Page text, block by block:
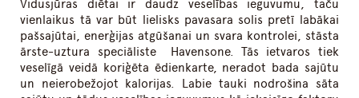
Vidusjūras diētai ir daudz veselības ieguvumu, taču
vienlaikus tā var būt lielisks pavasara solis pretī labākai
pašsajūtai, enerģijas atgūšanai un svara kontrolei, stāsta
ārste-uztura speciāliste Havensone. Tās ietvaros tiek
veselīgā veidā koriģēta ēdienkarte, neradot bada sajūtu
un neierobežojot kalorijas. Labie tauki nodrošina sāta